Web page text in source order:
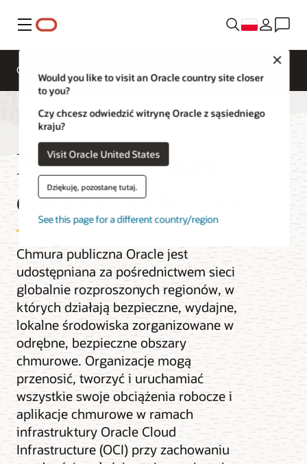
Menu
Would you like to visit an Oracle country site closer
to you?
Czy chcesz odwiedzić witrynę Oracle z sąsiedniego
kraju?
Visit Oracle United States
Dziękuję, pozostanę tutaj.
See this page for a different country/region
Omówienie
Regiony obsługi
chmury publicznej
Chmura publiczna Oracle jest
udostępniana za pośrednictwem sieci
globalnie rozproszonych regionów, w
których działają bezpieczne, wydajne,
lokalne środowiska zorganizowane w
odrębne, bezpieczne obszary
chmurowe. Organizacje mogą
przenosić, tworzyć i uruchamiać
wszystkie swoje obciążenia robocze i
aplikacje chmurowe w ramach
infrastruktury Oracle Cloud
Infrastructure (OCI) przy zachowaniu